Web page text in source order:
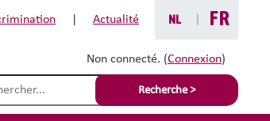
Actualité NL FR
Non connecté. (Connexion)
recherche
Recherche >
Situations avec conseils liées
Une offre